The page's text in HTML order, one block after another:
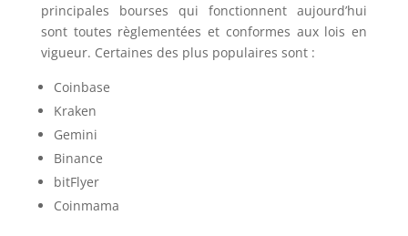
principales bourses qui fonctionnent aujourd’hui
sont toutes règlementées et conformes aux lois en
vigueur. Certaines des plus populaires sont :
Coinbase
Kraken
Gemini
Binance
bitFlyer
Coinmama